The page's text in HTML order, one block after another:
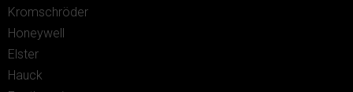
Kromschröder
Honeywell
Elster
Hauck